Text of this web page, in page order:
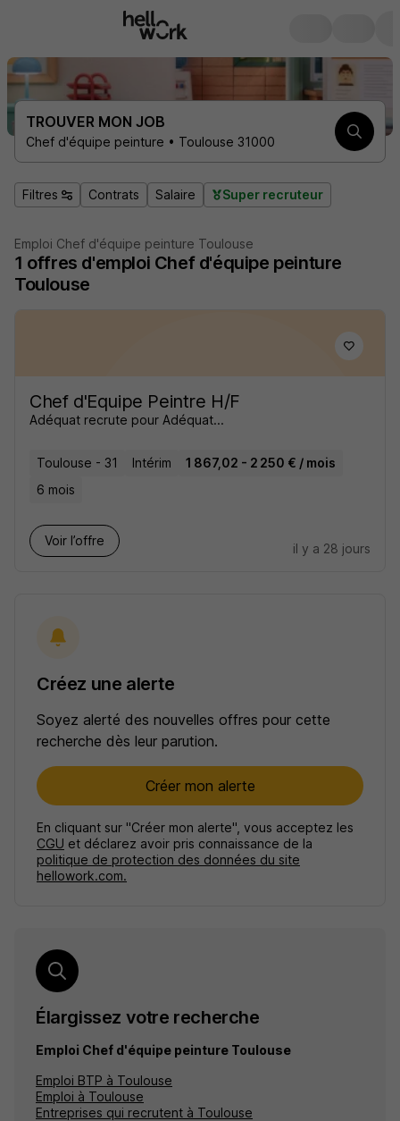
TROUVER MON JOB
Chef d'équipe peinture • Toulouse 31000
Filtres Contrats Salaire Super recruteur
Emploi Chef d'équipe peinture Toulouse
1 offres d'emploi Chef d'équipe peinture
Toulouse
Chef d'Equipe Peintre H/F
Adéquat recrute pour Adéquat...
Toulouse - 31 Intérim
1 867,02 - 2 250 € / mois
6 mois
Voir l’offre
il y a 28 jours
Créez une alerte
Soyez alerté des nouvelles offres pour cette
recherche dès leur parution.
Créer mon alerte
En cliquant sur "Créer mon alerte", vous acceptez les
CGU et déclarez avoir pris connaissance de la
politique de protection des données du site
hellowork.com.
Élargissez votre recherche
Emploi Chef d'équipe peinture Toulouse
Emploi BTP à Toulouse
Emploi à Toulouse
Entreprises qui recrutent à Toulouse